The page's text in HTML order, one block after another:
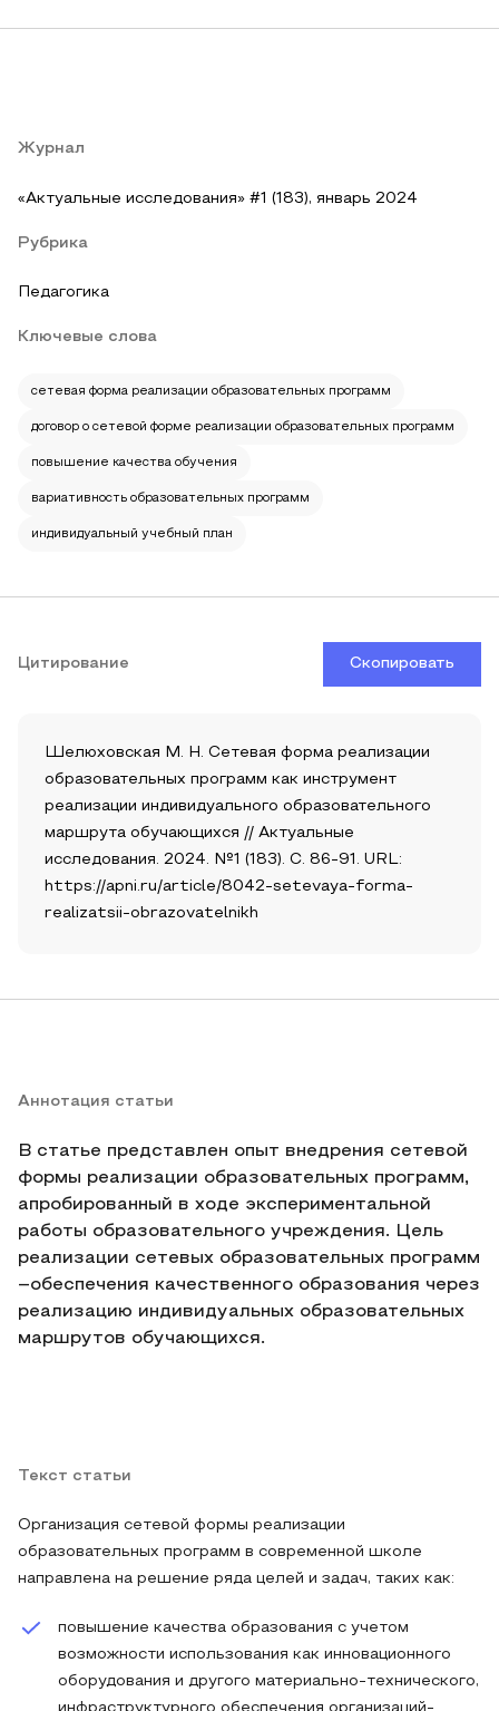
Журнал
«Актуальные исследования» #1 (183), январь 2024
Рубрика
Педагогика
Ключевые слова
сетевая форма реализации образовательных программ
договор о сетевой форме реализации образовательных программ
повышение качества обучения
вариативность образовательных программ
индивидуальный учебный план
Цитирование Скопировать
Шелюховская М. Н. Сетевая форма реализации
образовательных программ как инструмент
реализации индивидуального образовательного
маршрута обучающихся // Актуальные
исследования. 2024. №1 (183). С. 86-91. URL:
https://apni.ru/article/8042-setevaya-forma-
realizatsii-obrazovatelnikh
Аннотация статьи
В статье представлен опыт внедрения сетевой
формы реализации образовательных программ,
апробированный в ходе экспериментальной
работы образовательного учреждения. Цель
реализации сетевых образовательных программ
–обеспечения качественного образования через
реализацию индивидуальных образовательных
маршрутов обучающихся.
Текст статьи
Организация сетевой формы реализации
образовательных программ в современной школе
направлена на решение ряда целей и задач, таких как:
повышение качества образования с учетом
возможности использования как инновационного
оборудования и другого материально-технического,